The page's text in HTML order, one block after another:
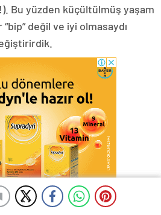
Bu yüzden küçültülmüş yaşam
değil ve iyi olmasaydı